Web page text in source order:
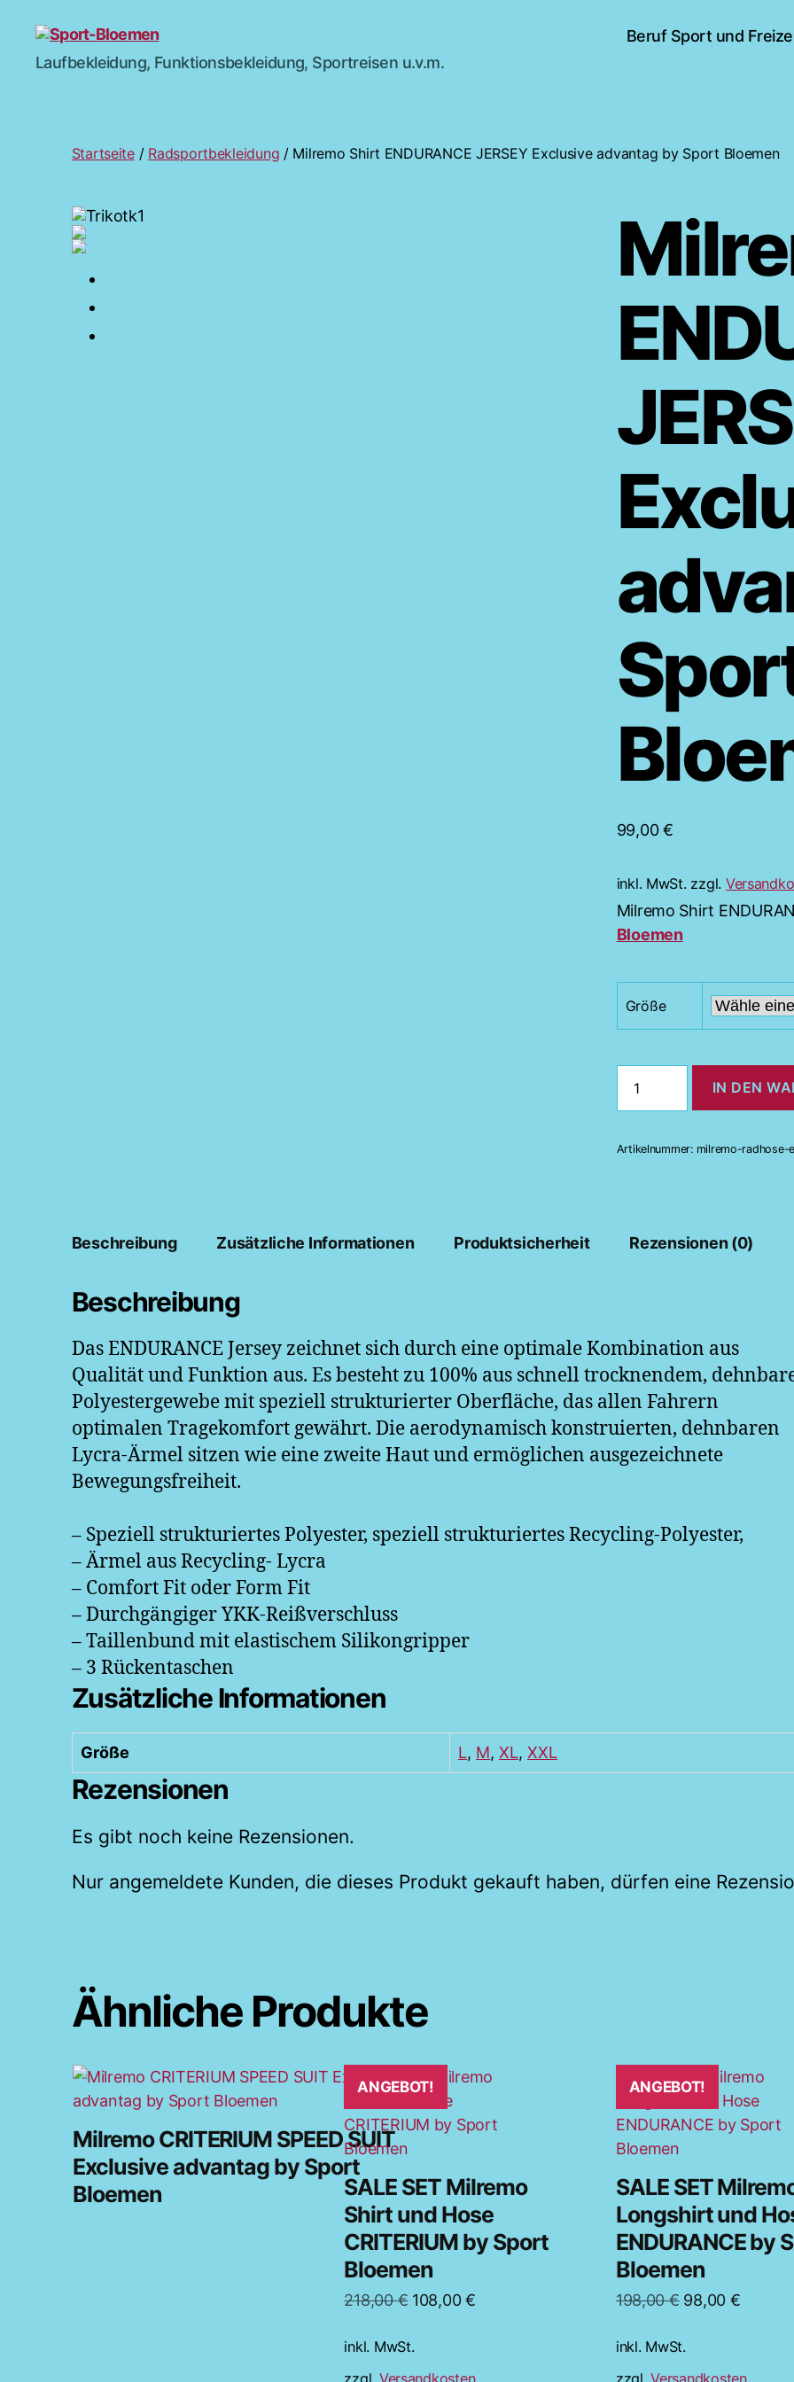
Sport-
Bloemen
Laufbekleidung, Funktionsbekleidung, Sportreisen u.v.m.
Beruf Sport und
Startseite/ Radsportbekleidung / Milremo Shirt ENDURANCE JERSEY Exclusive advantag by Sport Bloemen
99,00€
inkl. MwSt. zzgl.
Milremo Shirt
Bloemen
Größe
Shirt
ENDURANCE
Exclusive
IN DEN
Artikelnummer: milremo-
Beschreibung Zusätzliche Informationen Produktsicherheit Rezensionen (0)
Beschreibung
Das ENDURANCE Jersey zeichnet sich durch eine optimale Kombination aus
Qualität und Funktion aus. Es besteht zu 100% aus schnell trocknendem,
Polyestergewebe mit speziell strukturierter Oberfläche, das allen Fahrern
optimalen Tragekomfort gewährt. Die aerodynamisch konstruierten, dehnbaren
Lycra-Ärmel sitzen wie eine zweite Haut und ermöglichen ausgezeichnete
Bewegungsfreiheit.
– Speziell strukturiertes Polyester, speziell strukturiertes Recycling-Polyester,
– Ärmel aus Recycling- Lycra
– Comfort Fit oder Form Fit
– Durchgängiger YKK-Reißverschluss
– Taillenbund mit elastischem Silikongripper
– 3 Rückentaschen
Zusätzliche Informationen
Größe L, M, XL, XXL
Rezensionen
Es gibt noch keine Rezensionen.
Nur angemeldete Kunden, die dieses Produkt gekauft haben, dürfen eine
Ähnliche Produkte
Milremo CRITERIUM SPEED SUIT
Exclusive advantag by Sport
Bloemen
ANGEBOT!
SALE SET Milremo
Shirt und Hose
CRITERIUM by Sport
Bloemen
218,00€ Ursprünglicher
war:
218,00 €
108,00€Aktueller
inkl. MwSt.
Dieses
weist
mehrere
Varianten
auf.
Die
Optionen
können
auf
Produktseite
ANGEBOT!
SALE SET
Longshirt und
ENDURANCE by
Bloemen
198,00€ Ursprünglicher
war:
198,00 €
98,00 €
98,00
inkl. MwSt.
Dieses
weist
mehrere
auf.
Die
Optionen
können
auf
Produktseite